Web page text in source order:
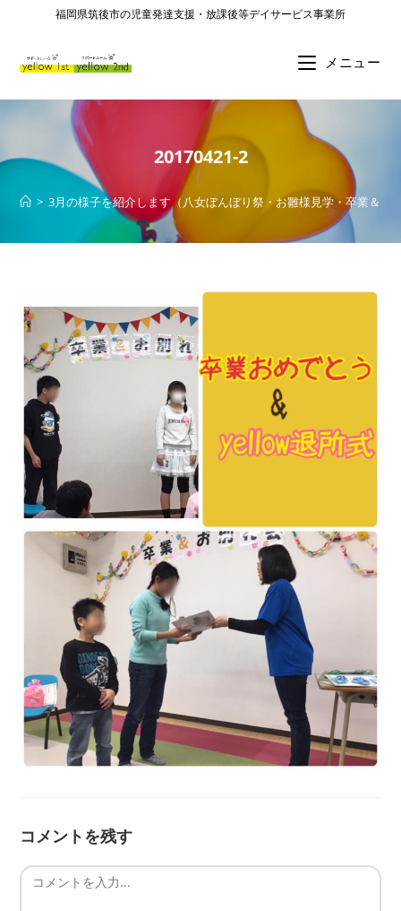
福岡県筑後市の児童発達支援・放課後等デイサービス事業所
メニュー
20170421-2
> 3月の様子を紹介します（八女ぼんぼり祭・お雛様見学・卒業＆お
コメントを残す